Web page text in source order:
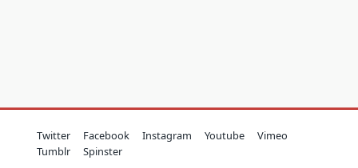
Twitter Facebook Instagram Youtube
Vimeo
Tumblr
Spinster